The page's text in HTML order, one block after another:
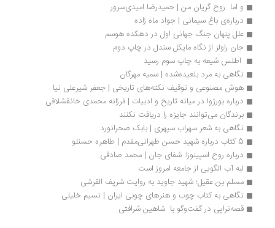
و اما  روح گریان من | حمیدرضا امیدی‌سرور
درباره‌ی باغ سیمانی | جواد ماه زاده
علل پنهان جنگ جهانی اول در دهکده هوسم
جان راولز از نگاه مایکل سندل در چاپ دوم
اطلس شیعه به چاپ سوم رسید
نگاهی به مرد بلعیده‌شده | سمیه مهرگان
هوش مصنوعی و توقیف نکته‌های تاریخی | جعفر شیرعلی نیا
درباره بورژوا در میانه‌ تاریخ و ادبیات | فرزانه محمدی خانقشلاقی
برندگان می‌توانند جایزه را دریافت نکنند
نگاهی به شعر سهراب سپهری | بابک صحرانورد
درباره روح اسپینوزا: شفای جان | محمد صادقی
لبه آب الگویی از جامعه امروز است
مسلم بن عقیل؛ شهید جاوید به روایت شریف القرشی
نگاهی به كتاب چوب و هنرهای چوبی ایران | نسیم خلیلی
قصه‌تراپی در گفت‌وگو با  شاهین شرافتی